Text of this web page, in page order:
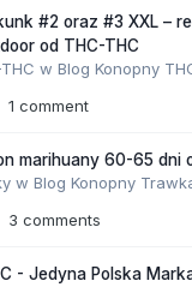
#2 oraz #3 XXL –
od THC-THC
w Blog Konopny
1 comment
marihuany 60-65 dni
w Blog Konopny
3 comments
- Jedyna Polska